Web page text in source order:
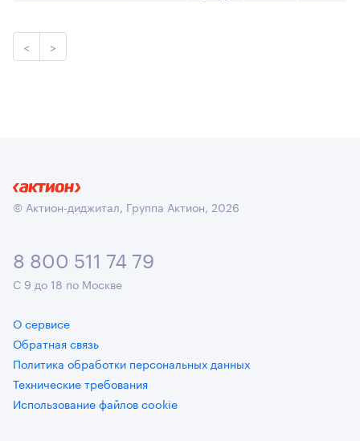
< >
© Актион-диджитал, Группа Актион, 2026
8 800 511 74 79
С 9 до 18 по Москве
О сервисе
Обратная связь
Политика обработки персональных данных
Технические требования
Использование файлов cookie